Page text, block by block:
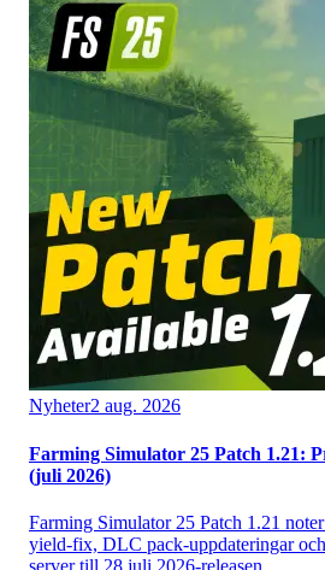
Nyheter2 aug. 2026
Farming Simulator 25 Patch 1.21:
(juli 2026)
Farming Simulator 25 Patch 1.21
yield-fix, DLC pack-uppdateringar
server till 28 juli 2026-releasen.